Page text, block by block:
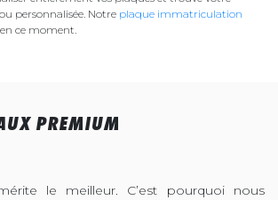
personnalisée. Notre plaque immatriculation
ce moment.
PREMIUM
le meilleur. C’est pourquoi nous